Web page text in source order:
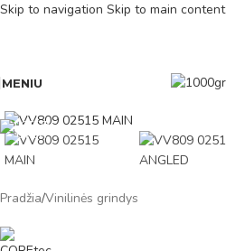
Skip to navigation Skip to main content
MENIU
Pradžia/Vinilinės grindys